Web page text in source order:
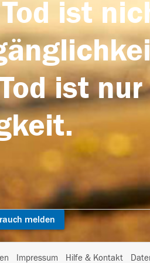
ist
ist
melden
Impressum Hilfe & Kontakt